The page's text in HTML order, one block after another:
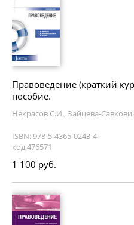
Правоведение (краткий
пособие.
Некрасов С.И., Зайцева-
ISBN: 978-5-4365-0243-4
код 476571
1 100 руб.